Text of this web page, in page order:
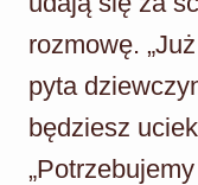
rozmowę.
pyta
będziesz